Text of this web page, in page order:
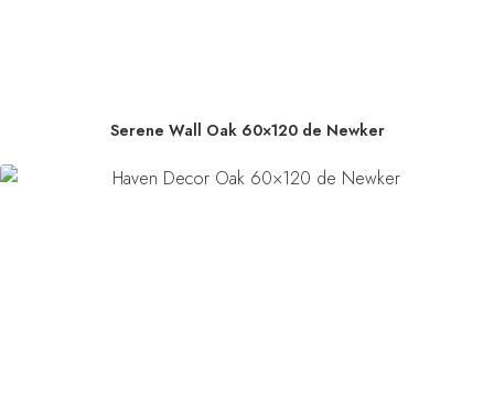
Serene Wall Oak 60×120 de Newker